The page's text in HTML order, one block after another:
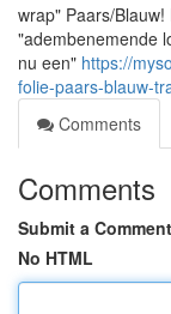
wrap" Paars/
"adembenemende
nu een" https://
folie-paars-blauw-
Comments
Comments
Submit a Comment
No HTML